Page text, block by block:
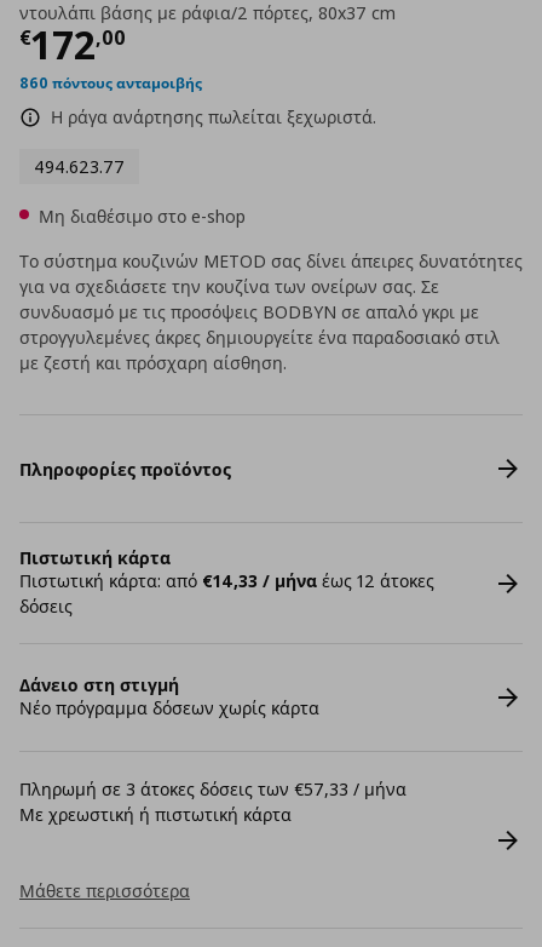
ντουλάπι βάσης με ράφια/2 πόρτες, 80x37 cm
€172,00
Τρέχουσα τιμή
860 πόντους ανταμοιβής
Η ράγα ανάρτησης πωλείται ξεχωριστά.
494.623.77
Μη διαθέσιμο στο e-shop
Το σύστημα κουζινών METOD σας δίνει άπειρες δυνατότητες
για να σχεδιάσετε την κουζίνα των ονείρων σας. Σε
συνδυασμό με τις προσόψεις BODBYN σε απαλό γκρι με
στρογγυλεμένες άκρες δημιουργείτε ένα παραδοσιακό στιλ
με ζεστή και πρόσχαρη αίσθηση.
Πληροφορίες προϊόντος
Πιστωτική κάρτα
Πιστωτική κάρτα: από €14,33 / μήνα έως 12 άτοκες
δόσεις
Δάνειο στη στιγμή
Νέο πρόγραμμα δόσεων χωρίς κάρτα
Πληρωμή σε 3 άτοκες δόσεις των €57,33 / μήνα
Με χρεωστική ή πιστωτική κάρτα
Μάθετε περισσότερα